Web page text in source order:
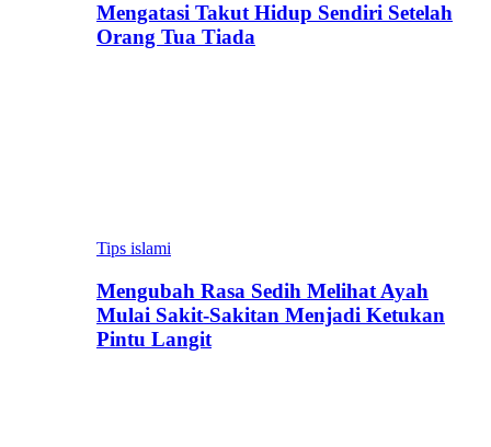
Mengatasi Takut Hidup Sendiri Setelah
Orang Tua Tiada
Tips islami
Mengubah Rasa Sedih Melihat Ayah
Mulai Sakit-Sakitan Menjadi Ketukan
Pintu Langit